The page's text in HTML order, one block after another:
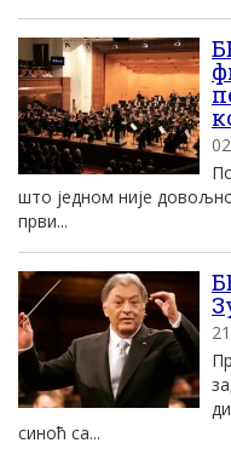
што једном није
први...
синоћ са...